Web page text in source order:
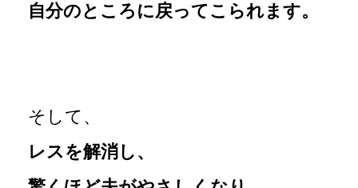
自分のところに戻ってこられます。
そして、
レスを解消し、